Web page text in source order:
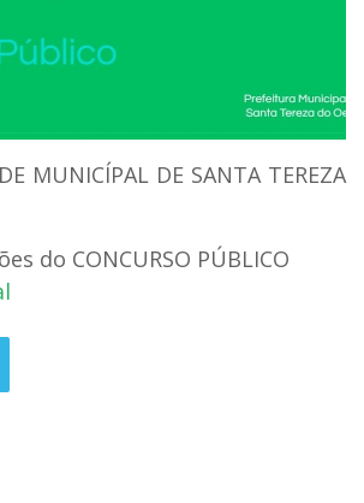
MUNICÍPAL DE SANTA TEREZA
do CONCURSO PÚBLICO